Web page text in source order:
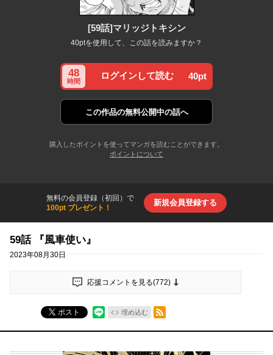
[59話]マリッジトキシン
40ptを使用して、この話を読みますか？
48
時間
ログインして読む 40pt
この作品の無料公開中の話へ
購入したポイントを使ってマンガを読むことができます。
ポイントについて
無料の会員登録（初回）で
100pt プレゼント！
新規会員登録する
59話 『風車使い』
2023年08月30日
応援コメントを見る(772)
ポスト 埋め込む
RSSフィード